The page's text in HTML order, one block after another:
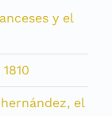
y el
el